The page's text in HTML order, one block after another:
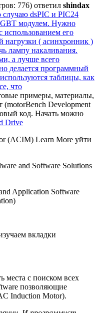
776) ответил shindax
dsPIC и PIC24
модулем. Нужно
его
( асинхронник )
лампу накаливания.
а лучше всего
делается программный
таблицы, как
что
примеры, материалы,
Development
код. Начать можно
Drive
(ACIM) Learn More уйти
and Software Solutions
Application Software
вкладки
места с поиском всех
позволяющие
Induction Motor).